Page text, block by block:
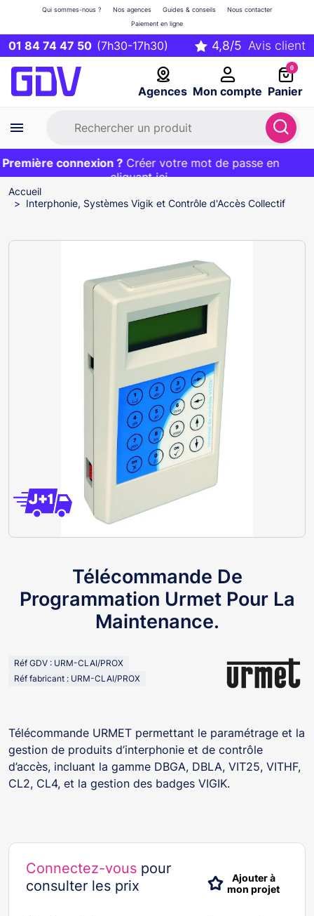
01 84 74 47 50 (7h30-17h30)
Agences Mon compte
Qui sommes-nous ? Nos agences Guides & conseils
Nous contacter
Paiement en ligne
0
Panier
Première commande ?20€ OFFERT sur votre panier
et livraison 24/48h gratuite avec le codeBIENVENUE
connexion ? Créer votre mot de passe en
cliquant ici
EXCLU WEB :
Accueil
Interphonie, Systèmes Vigik et Contrôle d'Accès Collectif
Télécommande De
Programmation Urmet Pour La
Maintenance.
Réf GDV : URM-CLAI/PROX
Réf fabricant : URM-CLAI/PROX
Télécommande URMET permettant le paramétrage et la
gestion de produits d’interphonie et de contrôle
d’accès, incluant la gamme DBGA, DBLA, VIT25, VITHF,
CL2, CL4, et la gestion des badges VIGIK.
Connectez-vous pour
consulter les prix
Ajouter à
mon projet